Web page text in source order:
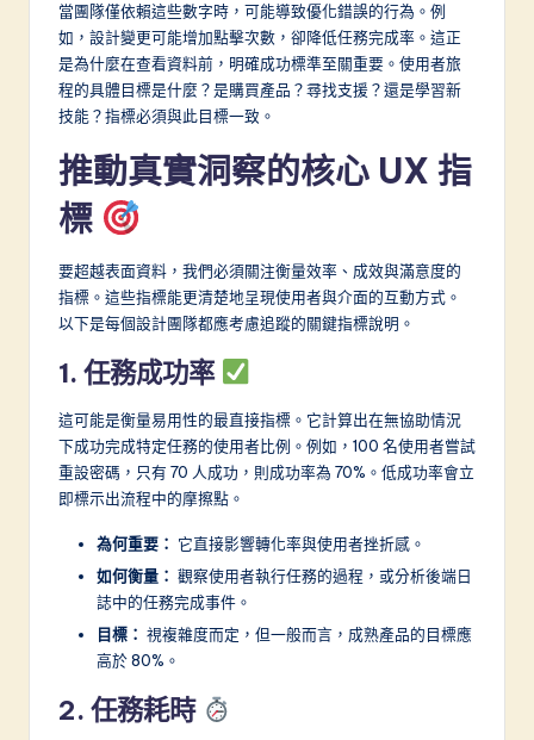
w
ti
當團隊僅依賴這些數字時，可能導致優化錯誤的行為。例
如，設計變更可能增加點擊次數，卻降低任務完成率。這正
是為什麼在查看資料前，明確成功標準至關重要。使用者旅
程的具體目標是什麼？是購買產品？尋找支援？還是學習新
技能？指標必須與此目標一致。
推動真實洞察的核心 UX 指
標
要超越表面資料，我們必須關注衡量效率、成效與滿意度的
指標。這些指標能更清楚地呈現使用者與介面的互動方式。
以下是每個設計團隊都應考慮追蹤的關鍵指標說明。
1. 任務成功率
這可能是衡量易用性的最直接指標。它計算出在無協助情況
下成功完成特定任務的使用者比例。例如，100 名使用者嘗試
重設密碼，只有 70 人成功，則成功率為 70%。低成功率會立
即標示出流程中的摩擦點。
為何重要： 它直接影響轉化率與使用者挫折感。
如何衡量： 觀察使用者執行任務的過程，或分析後端日
誌中的任務完成事件。
目標： 視複雜度而定，但一般而言，成熟產品的目標應
高於 80%。
2. 任務耗時